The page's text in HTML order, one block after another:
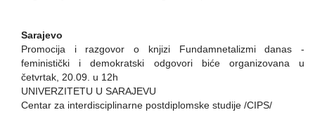
Sarajevo
Promocija i razgovor o knjizi Fundamnetalizmi danas -
feministički i demokratski odgovori biće organizovana u
četvrtak, 20.09. u 12h
UNIVERZITETU U SARAJEVU
Centar za interdisciplinarne postdiplomske studije /CIPS/